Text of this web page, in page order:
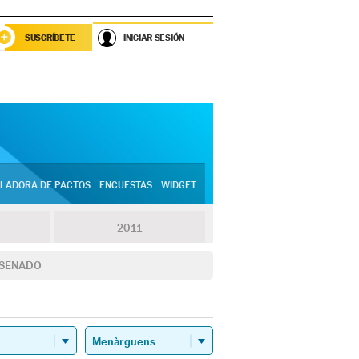
SUSCRÍBETE INICIAR SESIÓN
DE PACTOS ENCUESTAS WIDGET
2011